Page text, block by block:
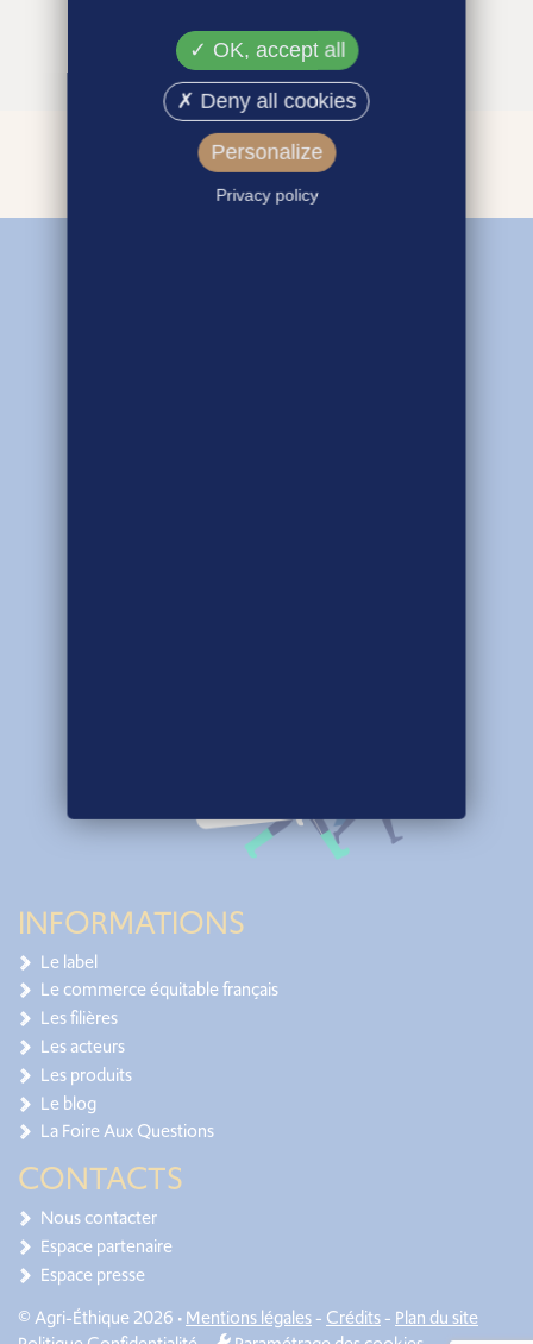
INFORMATIONS
Le label
Le commerce équitable français
Les filières
Les acteurs
Les produits
Le blog
La Foire Aux Questions
CONTACTS
Nous contacter
Espace partenaire
Espace presse
© Agri-Éthique 2026 •Mentions légales- Crédits- Plan du site
OK, accept all
Deny all cookies
Personalize
Privacy policy